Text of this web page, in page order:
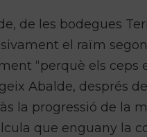
, de les bodegues
el raïm
“perquè els
Abalde, després
la progressió de la
que enguany la